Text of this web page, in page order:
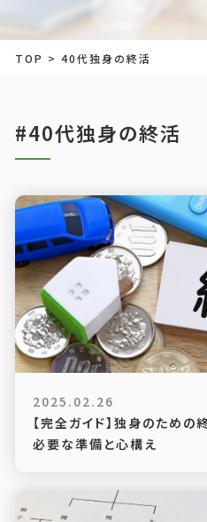
TOP > 40代独身の終活
#40代独身の終活
2025.02.26
【完全ガイド】独身のための
必要な準備と心構え